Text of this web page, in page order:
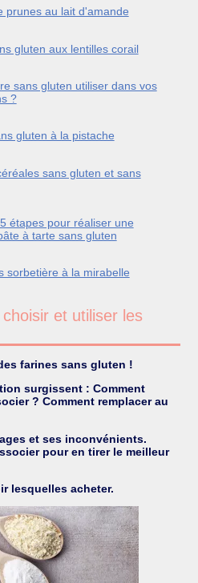
prunes au lait d'amande
gluten aux lentilles corail
sans gluten utiliser dans vos
?
gluten à la pistache
sans gluten et sans
étapes pour réaliser une
à tarte sans gluten
sorbetière à la mirabelle
et utiliser les
farines sans gluten !
surgissent : Comment
? Comment remplacer au
et ses inconvénients.
pour en tirer le meilleur
lesquelles acheter.